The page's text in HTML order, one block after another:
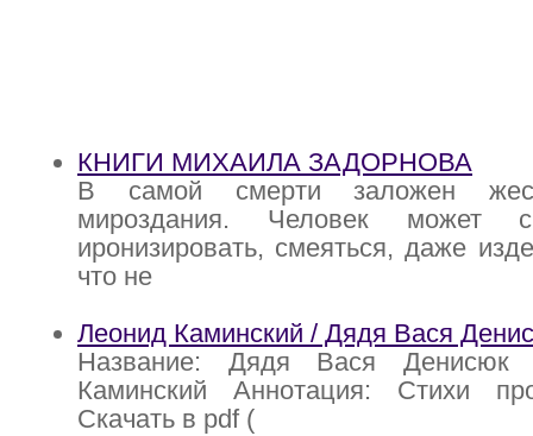
КНИГИ МИХАИЛА ЗАДОРНОВА
В самой смерти заложен
мироздания. Человек может
иронизировать, смеяться, даже
что не
Леонид Каминский / Дядя Вася
Название: Дядя Вася Денисюк
Каминский Аннотация: Стихи
Скачать в pdf (